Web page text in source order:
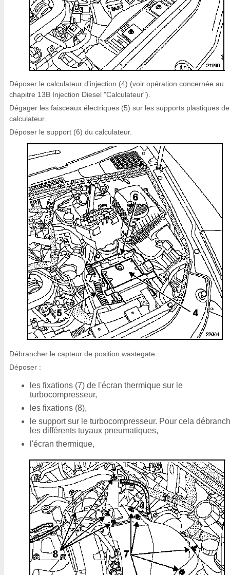
Déposer le calculateur d'injection (4) (voir opération concernée au
chapitre 13B Injection Diesel "Calculateur").
Dégager les faisceaux électriques (5) sur les supports plastiques de
calculateur.
Déposer le support (6) du calculateur.
Débrancher le capteur de position wastegate.
Déposer :
les fixations (7) de l'écran thermique sur le
turbocompresseur,
les fixations (8),
le support sur le turbocompresseur. Pour cela
les différents tuyaux pneumatiques,
l'écran thermique,